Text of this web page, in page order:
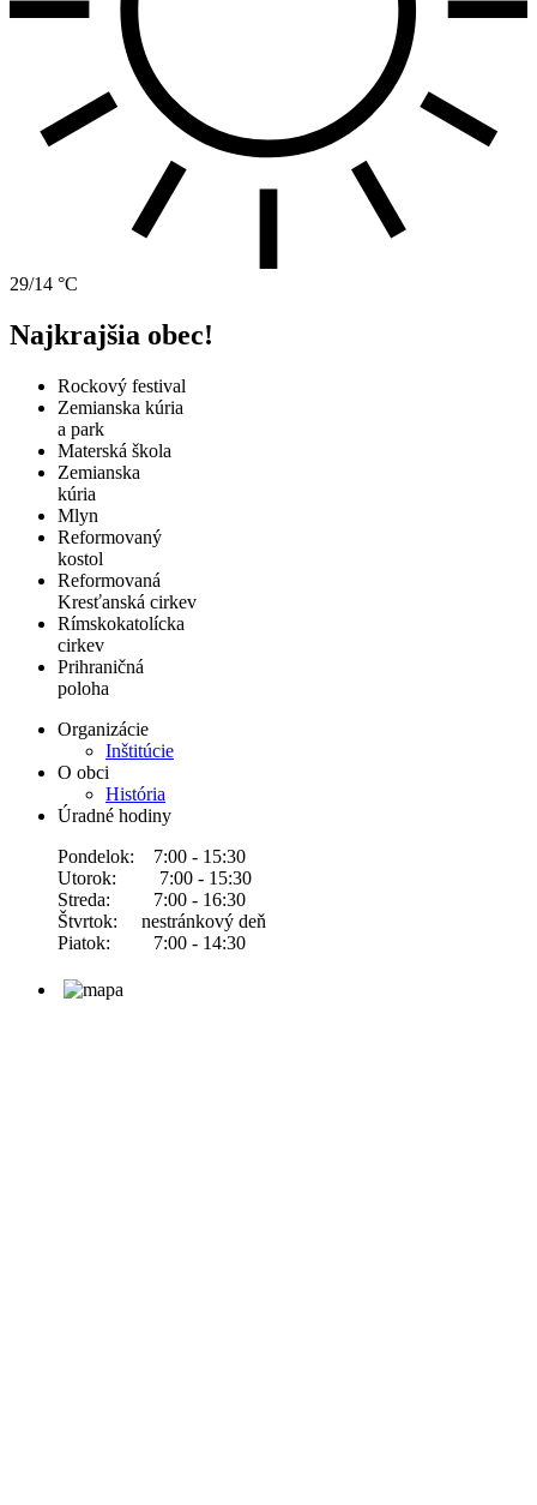
29/14 °C
Najkrajšia obec!
Rockový festival
Zemianska kúria
a park
Materská škola
Zemianska
kúria
Mlyn
Reformovaný
kostol
Reformovaná
Kresťanská cirkev
Rímskokatolícka
cirkev
Prihraničná
poloha
Organizácie
Inštitúcie
O obci
História
Úradné hodiny
Pondelok: 7:00 - 15:30
Utorok: 7:00 - 15:30
Streda: 7:00 - 16:30
Štvrtok: nestránkový deň
Piatok: 7:00 - 14:30